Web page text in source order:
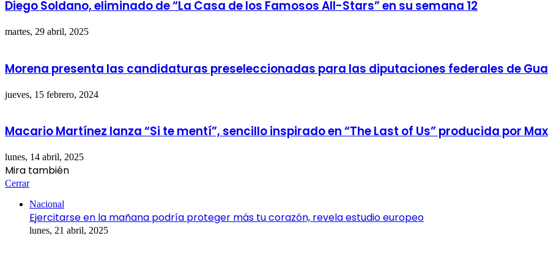
Diego Soldano, eliminado de “La Casa de los Famosos All-Stars” en su semana 12
martes, 29 abril, 2025
Morena presenta las candidaturas preseleccionadas para las diputaciones federales de
jueves, 15 febrero, 2024
Macario Martínez lanza “Si te mentí”, sencillo inspirado en “The Last of Us” producida por Max
lunes, 14 abril, 2025
Mira también
Cerrar
Nacional
Ejercitarse en la mañana podría proteger más tu corazón, revela estudio europeo
lunes, 21 abril, 2025